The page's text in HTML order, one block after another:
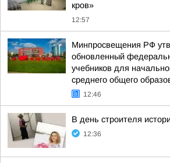
кров»
12:57
Минпросвещения РФ
обновленный
учебников для
среднего общего
12:46
В день строителя
12:36